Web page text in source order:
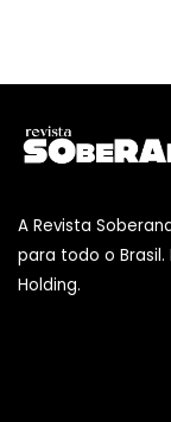
A Revista
para todo o
Holding.